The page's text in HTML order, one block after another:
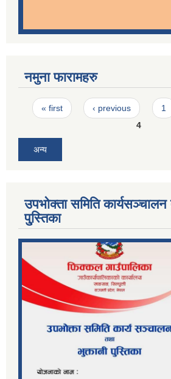
नमुना फारामहरु
Pages
« first ‹ previous 1
4
अन्य
उपभोक्ता समिति
पु्स्तिका